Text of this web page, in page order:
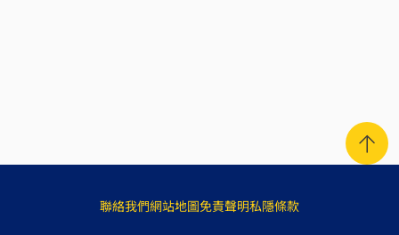
聯絡我們網站地圖免責聲明私隱條款